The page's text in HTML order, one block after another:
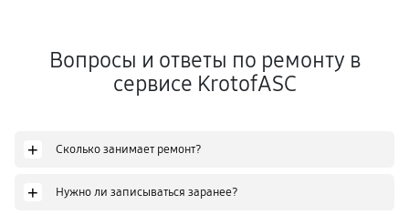
Вопросы и ответы по ремонту в
сервисе KrotofASC
+ Сколько занимает ремонт?
+ Нужно ли записываться заранее?